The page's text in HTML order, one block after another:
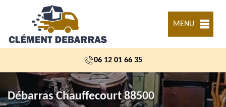
MENU
06 12 01 66 35
Débarras Chauffecourt 88500